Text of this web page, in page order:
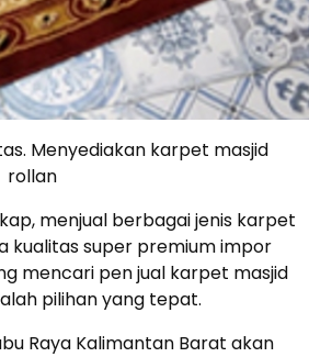
Menyediakan karpet masjid
rollan
menjual berbagai jenis karpet
kualitas super premium impor
mencari pen jual karpet masjid
pilihan yang tepat.
Raya Kalimantan Barat akan